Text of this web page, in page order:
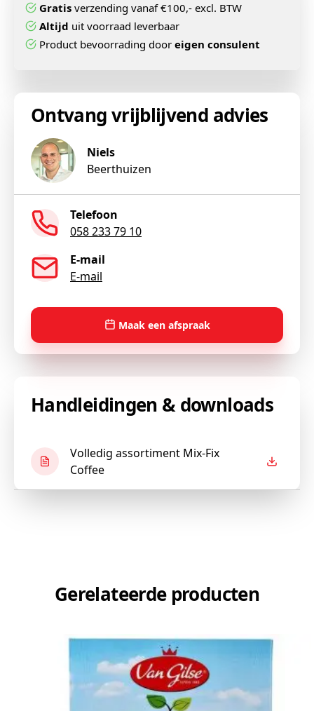
Gratis verzending vanaf €100,- excl. BTW
Altijd uit voorraad leverbaar
Product bevoorrading door eigen consulent
Ontvang vrijblijvend advies
Niels
Beerthuizen
Telefoon
058 233 79 10
E-mail
E-mail
Maak een afspraak
Handleidingen & downloads
Volledig assortiment Mix-Fix
Coffee
Gerelateerde producten